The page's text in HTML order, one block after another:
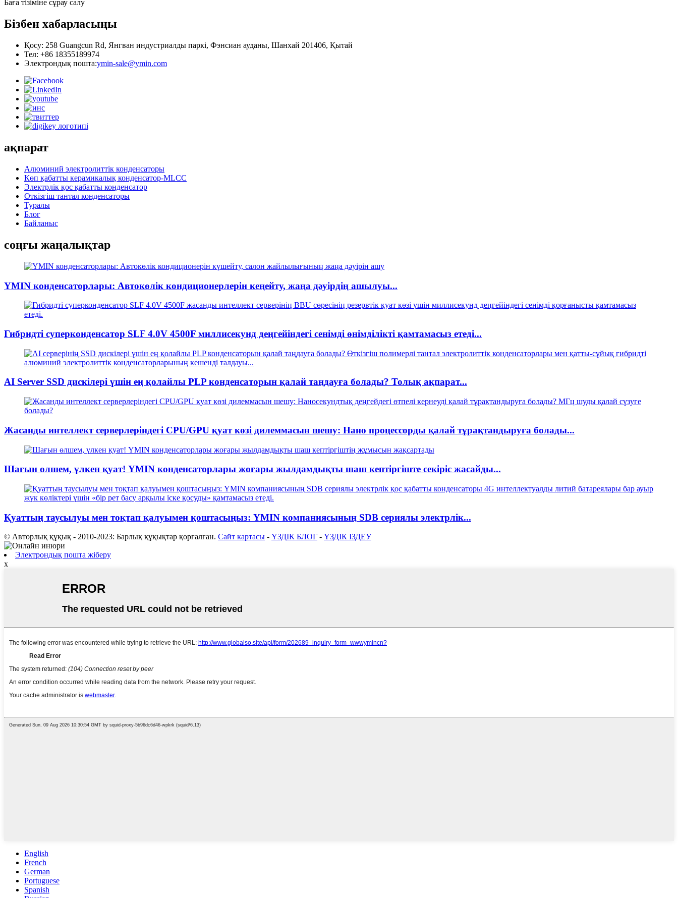
Баға тізіміне сұрау салу
Бізбен хабарласыңы
Қосу: 258 Guangcun Rd, Янгван индустриалды паркі, Фэнсиан ауданы, Шанхай 201406, Қытай
Тел: +86 18355189974
Электрондық пошта:ymin-sale@ymin.com
ақпарат
Алюминий электролиттік конденсаторы
Көп қабатты керамикалық конденсатор-MLCC
Электрлік қос қабатты конденсатор
Өткізгіш тантал конденсаторы
Туралы
Блог
Байланыс
соңғы жаңалықтар
YMIN конденсаторлары: Автокөлік кондиционерлерін кеңейту, жаңа дәуірдің ашылуы...
Гибридті суперконденсатор SLF 4.0V 4500F миллисекунд деңгейіндегі сенімді өнімділікті қамтамасыз етеді...
AI Server SSD дискілері үшін ең қолайлы PLP конденсаторын қалай таңдауға болады? Толық ақпарат...
Жасанды интеллект серверлеріндегі CPU/GPU қуат көзі дилеммасын шешу: Нано процессорды қалай тұрақтандыруға болады...
Шағын өлшем, үлкен қуат! YMIN конденсаторлары жоғары жылдамдықты шаш кептіргіште секіріс жасайды...
Қуаттың таусылуы мен тоқтап қалуымен қоштасыңыз: YMIN компаниясының SDB сериялы электрлік...
© Авторлық құқық - 2010-2023: Барлық құқықтар қорғалған. Сайт картасы - ҮЗДІК БЛОГ - ҮЗДІК ІЗДЕУ
Электрондық пошта жіберу
x
English
French
German
Portuguese
Spanish